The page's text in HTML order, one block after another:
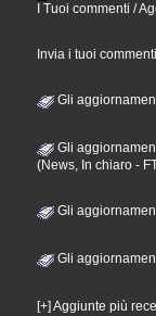
I Tuoi commenti /
Invia i tuoi
Gli
Gli
(News, In chiaro -
Gli
Gli
[+] Aggiunte più